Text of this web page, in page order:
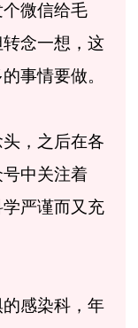
微信给毛
念一想，这
事情要做。
，之后在各
中关注着
严谨而又充
感染科，年